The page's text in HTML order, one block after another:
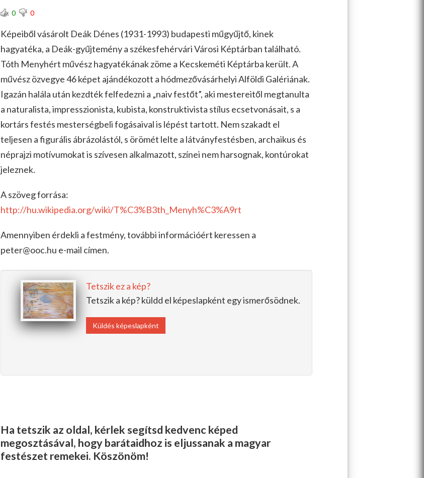
0 0
Képeiből vásárolt Deák Dénes (1931-1993) budapesti műgyűjtő, kinek
hagyatéka, a Deák-gyűjtemény a székesfehérvári Városi Képtárban található.
Tóth Menyhért művész hagyatékának zöme a Kecskeméti Képtárba került. A
művész özvegye 46 képet ajándékozott a hódmezővásárhelyi Alföldi Galériának.
Igazán halála után kezdték felfedezni a „naiv festőt”, aki mestereitől megtanulta
a naturalista, impresszionista, kubista, konstruktivista stílus ecsetvonásait, s a
kortárs festés mesterségbeli fogásaival is lépést tartott. Nem szakadt el
teljesen a figurális ábrázolástól, s örömét lelte a látványfestésben, archaikus és
néprajzi motívumokat is szívesen alkalmazott, színei nem harsognak, kontúrokat
jeleznek.
A szöveg forrása:
http://hu.wikipedia.org/wiki/T%C3%B3th_Menyh%C3%A9rt
Amennyiben érdekli a festmény, további információért keressen a
peter@ooc.hu e-mail címen.
Tetszik ez a kép?
Tetszik a kép? küldd el képeslapként egy ismerősödnek.
Küldés képeslapként
Ha tetszik az oldal, kérlek segítsd kedvenc képed
megosztásával, hogy barátaidhoz is eljussanak a magyar
festészet remekei. Köszönöm!